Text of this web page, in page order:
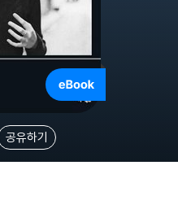
공유하기